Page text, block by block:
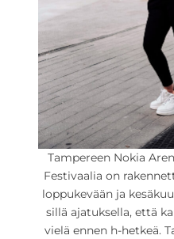
Tampereen Nokia
Festivaalia on
loppukevään ja
sillä ajatuksella, että
vielä ennen h-hetkeä.